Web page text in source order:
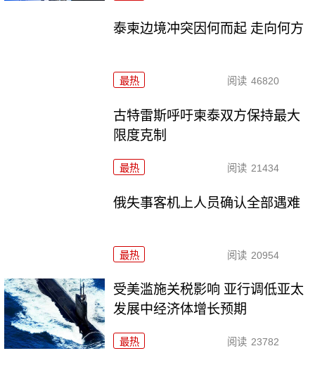
泰柬边境冲突因何而起 走向何方
最热 阅读 46820
古特雷斯呼吁柬泰双方保持最大
限度克制
最热 阅读 21434
俄失事客机上人员确认全部遇难
最热 阅读 20954
受美滥施关税影响 亚行调低亚太
发展中经济体增长预期
最热 阅读 23782